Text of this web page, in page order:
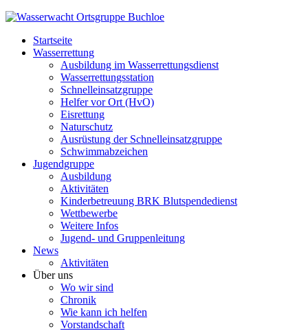
Startseite
Wasserrettung
Ausbildung im Wasserrettungsdienst
Wasserrettungsstation
Schnelleinsatzgruppe
Helfer vor Ort (HvO)
Eisrettung
Naturschutz
Ausrüstung der Schnelleinsatzgruppe
Schwimmabzeichen
Jugendgruppe
Ausbildung
Aktivitäten
Kinderbetreuung BRK Blutspendedienst
Wettbewerbe
Weitere Infos
Jugend- und Gruppenleitung
News
Aktivitäten
Über uns
Wo wir sind
Chronik
Wie kann ich helfen
Vorstandschaft